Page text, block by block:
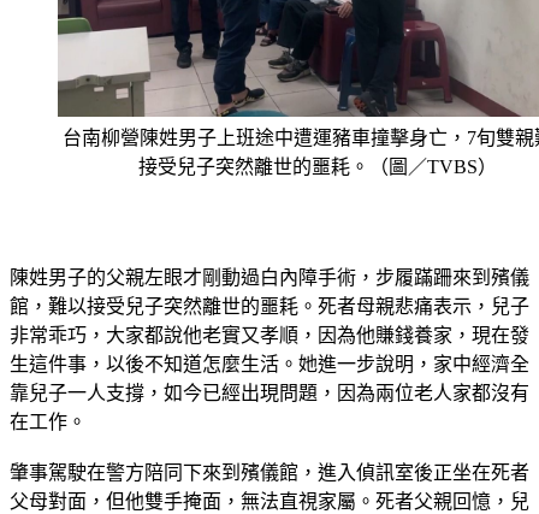
台南柳營陳姓男子上班途中遭運豬車撞擊身亡，7旬雙親
接受兒子突然離世的噩耗。（圖／TVBS）
陳姓男子的父親左眼才剛動過白內障手術，步履蹣跚來到殯儀
館，難以接受兒子突然離世的噩耗。死者母親悲痛表示，兒子
非常乖巧，大家都說他老實又孝順，因為他賺錢養家，現在發
生這件事，以後不知道怎麼生活。她進一步說明，家中經濟全
靠兒子一人支撐，如今已經出現問題，因為兩位老人家都沒有
在工作。
肇事駕駛在警方陪同下來到殯儀館，進入偵訊室後正坐在死者
父母對面，但他雙手掩面，無法直視家屬。死者父親回憶，兒